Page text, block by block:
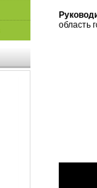
область